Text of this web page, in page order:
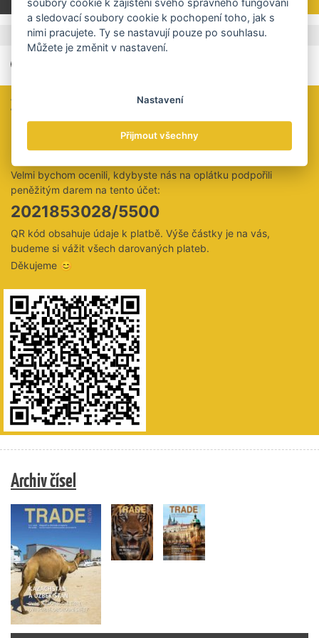
Štítky Čína,Strojírenství
Zaujal vás tento článek?
Určitě jste si všimli, že u nás ani za čtení celých článků nic
neúčtujeme a že vás neobtěžujeme vyskakovacími okny
Velmi bychom ocenili, kdybyste nás na oplátku podpořili
peněžitým darem na tento účet:
2021853028/5500
QR kód obsahuje údaje k platbě. Výše částky je na vás,
budeme si vážit všech darovaných plateb.
Děkujeme 😊
Archiv čísel
soubory cookie k zajištění svého správného fungování
a sledovací soubory cookie k pochopení toho, jak s
nimi pracujete. Ty se nastavují pouze po souhlasu.
Můžete je změnit v nastavení.
Nastavení
Přijmout všechny